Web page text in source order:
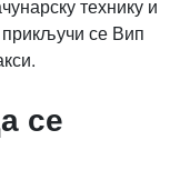
технику и
се Вип
се